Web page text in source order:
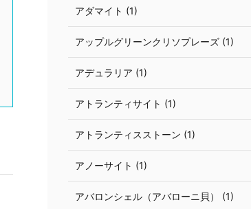
アダマイト (1)
アップルグリーンクリソプレーズ (1)
アデュラリア (1)
アトランティサイト (1)
アトランティスストーン (1)
アノーサイト (1)
アバロンシェル（アバローニ貝） (1)